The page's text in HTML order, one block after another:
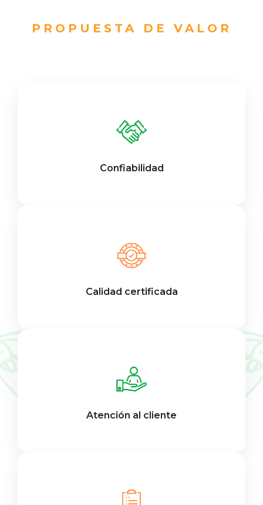
PROPUESTA DE VALOR
Confiabilidad
Calidad certificada
Atención al cliente